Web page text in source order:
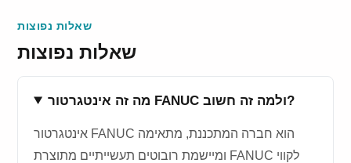
שאלות נפוצות
שאלות נפוצות
מה זה אינטגרטור FANUC ולמה זה חשוב?
אינטגרטור FANUC הוא חברה המתכננת, מתאימה
ומיישמת רובוטים תעשייתיים מתוצרת FANUC לקווי